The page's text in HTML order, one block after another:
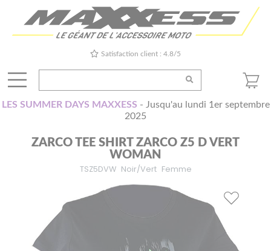
Satisfaction client : 4.8/5
LES SUMMER DAYS MAXXESS - Jusqu'au lundi 1er septembre
2025
ZARCO TEE SHIRT ZARCO Z5 D VERT
WOMAN
TSZ5DVW Noir/Vert Femme